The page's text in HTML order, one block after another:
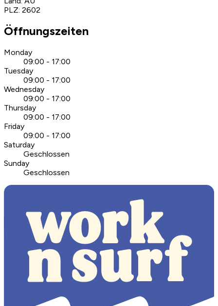
PLZ: 2602
Öffnungszeiten
Monday
09:00 - 17:00
Tuesday
09:00 - 17:00
Wednesday
09:00 - 17:00
Thursday
09:00 - 17:00
Friday
09:00 - 17:00
Saturday
Geschlossen
Sunday
Geschlossen